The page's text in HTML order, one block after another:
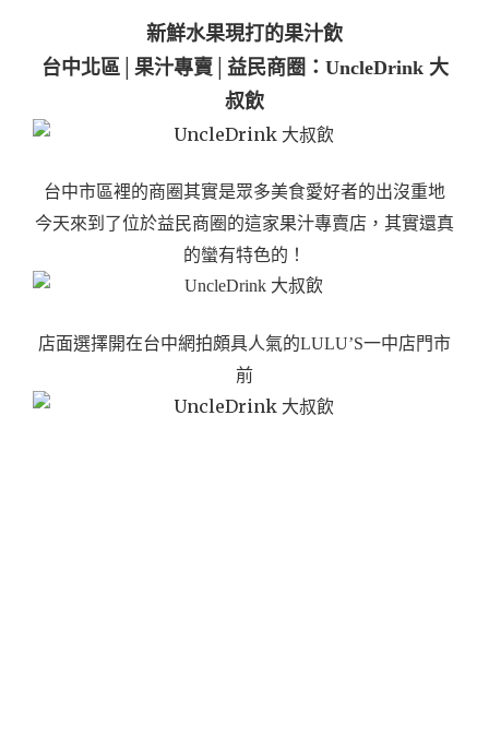
新鮮水果現打的果汁飲
台中北區│果汁專賣│益民商圈：UncleDrink 大
叔飲
台中市區裡的商圈其實是眾多美食愛好者的出沒重地
今天來到了位於益民商圈的這家果汁專賣店，其實還真
的蠻有特色的！
店面選擇開在台中網拍頗具人氣的LULU’S一中店門市
前